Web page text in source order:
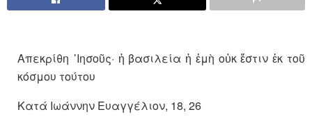
Απεκρίθη ᾿Ιησοῦς· ἡ βασιλεία ἡ ἐμὴ οὐκ ἔστιν ἐκ τοῦ
κόσμου τούτου
Κατά Ιωάννην Ευαγγέλιον, 18, 26